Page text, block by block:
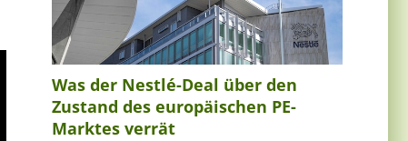
Was der Nestlé-Deal über den
Zustand des europäischen PE-
Marktes verrät